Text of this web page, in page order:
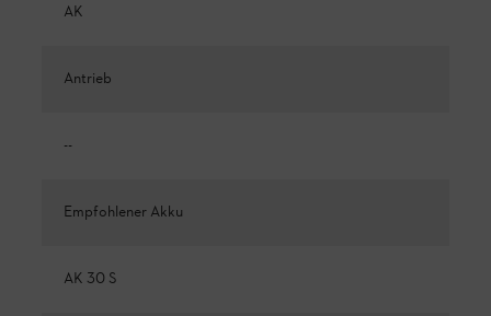
AK
Antrieb
--
Empfohlener Akku
AK 30 S